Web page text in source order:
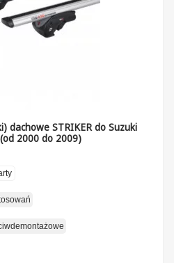
dachowe STRIKER do Suzuki
2000 do 2009)